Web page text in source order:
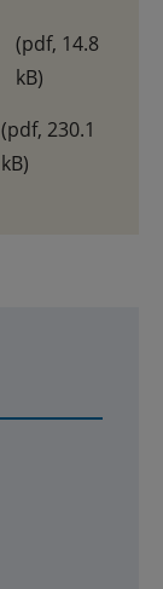
(pdf, 14.8
kB)
(pdf, 230.1
kB)